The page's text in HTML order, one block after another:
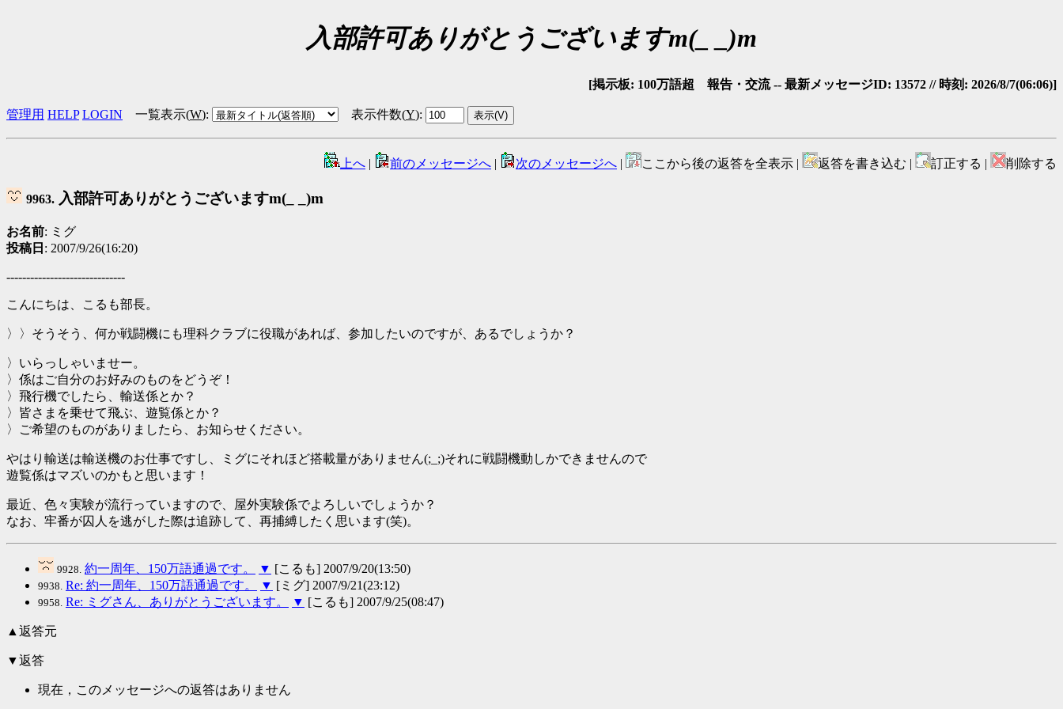
入部許可ありがとうございますm(_ _)m
[掲示板: 100万語超 報告・交流 -- 最新メッセージID: 13572 // 時刻: 2026/8/7(06:06)]
管理用 HELP LOGIN 一覧表示(W): 表示件数(Y):
上へ | 前のメッセージへ | 次のメッセージへ | ここから後の返答を全表示 | 返答を書き込む | 訂正する | 削除する
9963. 入部許可ありがとうございますm(_ _)m
お名前: ミグ
投稿日 : 2007/9/26(16:20)
------------------------------
こんにちは、こるも部長。
〉〉そうそう、何か戦闘機にも理科クラブに役職があれば、参加したいのですが、あるでしょうか？
〉いらっしゃいませー。
〉係はご自分のお好みのものをどうぞ！
〉飛行機でしたら、輸送係とか？
〉皆さまを乗せて飛ぶ、遊覧係とか？
〉ご希望のものがありましたら、お知らせください。
やはり輸送は輸送機のお仕事ですし、ミグにそれほど搭載量がありません(;_;)それに戦闘機動しかできませんので
遊覧係はマズいのかもと思います！
最近、色々実験が流行っていますので、屋外実験係でよろしいでしょうか？
なお、牢番が囚人を逃がした際は追跡して、再捕縛したく思います(笑)。
9928. 約一周年、150万語通過です。 ▼ [こるも] 2007/9/20(13:50)
9938. Re: 約一周年、150万語通過です。 ▼ [ミグ] 2007/9/21(23:12)
9958. Re: ミグさん、ありがとうございます。 ▼ [こるも] 2007/9/25(08:47)
▲返答元
▼返答
現在，このメッセージへの返答はありません